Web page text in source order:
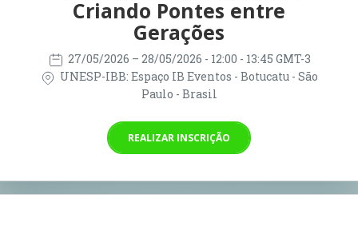
Criando Pontes entre
Gerações
27/05/2026 – 28/05/2026 - 12:00 - 13:45 GMT-3
UNESP-IBB: Espaço IB Eventos - Botucatu - São
Paulo - Brasil
REALIZAR INSCRIÇÃO